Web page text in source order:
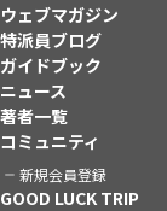
ウェブマガジン
特派員ブログ
ガイドブック
ニュース
著者一覧
コミュニティ
新規会員登録
GOOD LUCK TRIP